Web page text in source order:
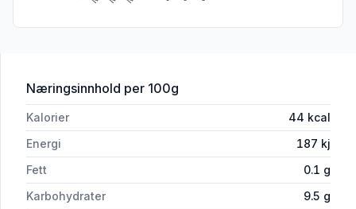
Næringsinnhold for 'Salsadip Mexican Medium 315g
per 100g
Kalorier 44 kcal
Energi
187 kj
Fett
0.1 g
Karbohydrater
9.5 g